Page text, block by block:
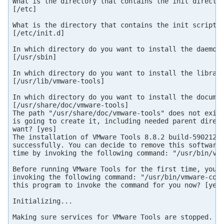
[/etc]
What is the directory that contains the init scripts?
[/etc/init.d]
In which directory do you want to install the
[/usr/sbin]
In which directory do you want to install the
[/usr/lib/vmware-tools]
In which directory do you want to install the
[/usr/share/doc/vmware-tools]
The path "/usr/share/doc/vmware-tools" does not
is going to create it, including needed parent
want? [yes]
The installation of VMware Tools 8.8.2 build-590212
successfully. You can decide to remove this software
time by invoking the following command: "/usr/bin/
Before running VMware Tools for the first time, you
invoking the following command: "/usr/bin/vmware-
this program to invoke the command for you now?
Initializing...
Making sure services for VMware Tools are stopped.